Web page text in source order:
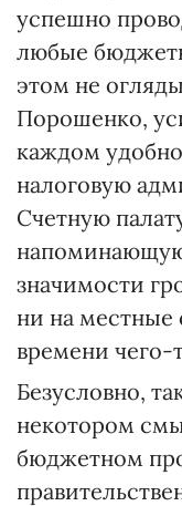
успешно
любые
этом не
Порошенко,
каждом
налоговую
Счетную
значимости
ни на местные
времени чего-
Безусловно,
некотором
бюджетном